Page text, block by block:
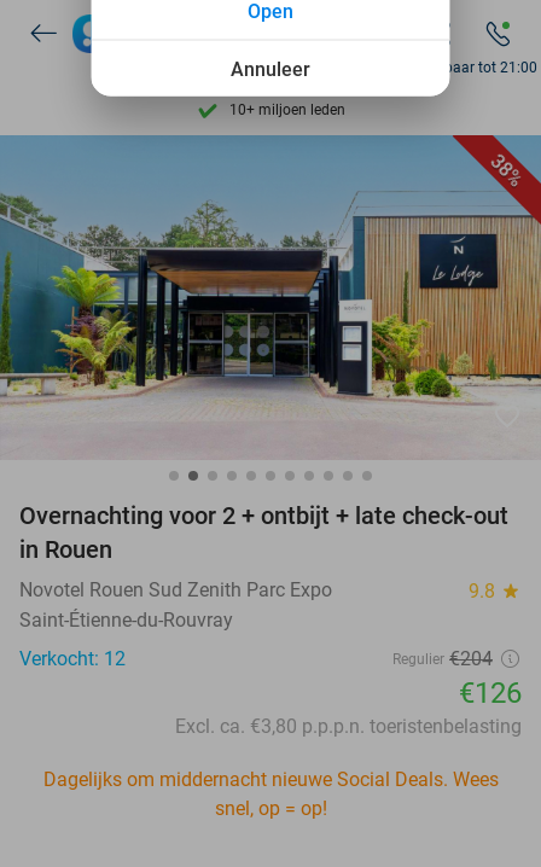
7 dagen per week beschikbaar
10+ miljoen leden
9,4 op basis van
7 dagen per week beschikbaar
10+ miljoen leden
Bereikbaar tot 21:00
38%
Overnachting voor 2 + ontbijt + late check-out
in Rouen
Novotel Rouen Sud Zenith Parc Expo 9.8 star
Saint-Étienne-du-Rouvray
Verkocht: 12
Regulier €204
€126
Excl. ca. €3,80 p.p.p.n. toeristenbelasting
Dagelijks om middernacht nieuwe Social Deals. Wees
snel, op = op!
Annuleer
Open